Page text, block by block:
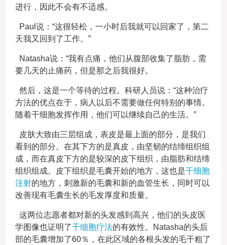
进行，因此不会有不适感。
Paul说：“这很轻松，一小时后我就可以回家了，第二
天我又回到了工作。”
Natasha说：“我有点痛，他们从腹部收集了脂肪，需
要几天的止痛药，但是那之后我很好。
然后，这是一个等待的过程。科研人员说：“这种治疗
方法的优点在于，病人以后不需要做任何特别的事情。
随着干细胞发挥作用，他们可以继续自己的生活。”
皮肤大致由三层组成，表皮是最上面的部分，是我们
看到的部分。在其下方的是真皮，由坚韧的结缔组织组
成，而在真皮下方的是较深的皮下组织，由脂肪和结缔
组织组成。皮下组织是毛囊开始的地方，这也是干细胞
注射的地方，刺激新的毛囊和新的血管生长，同时可以
改善现有毛囊生长的毛发厚度和质量。
这两位志愿者都对新的头发感到高兴，他们的头皮医
学图像也证明了干细胞疗法的有效性。Natasha的头后
部的毛囊增加了60％，在此区域的各根头发的毛干粗了